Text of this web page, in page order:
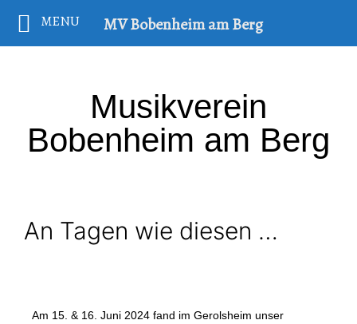
Musikverein
Bobenheim am Berg
An Tagen wie diesen …
Am 15. & 16. Juni 2024 fand im Gerolsheim unser
MENU MV Bobenheim am Berg